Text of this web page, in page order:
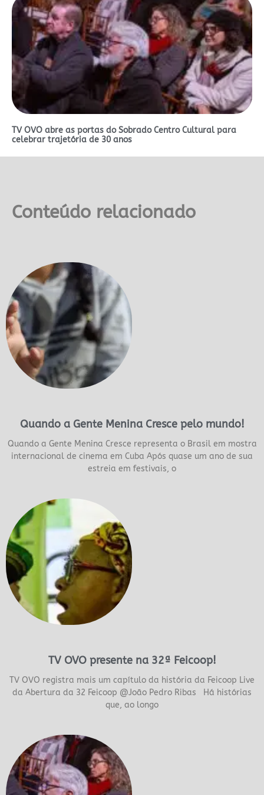
TV OVO abre as portas do Sobrado Centro Cultural para
celebrar trajetória de 30 anos
Conteúdo relacionado
Quando a Gente Menina Cresce pelo mundo!
Quando a Gente Menina Cresce representa o Brasil em mostra
internacional de cinema em Cuba Após quase um ano de sua
estreia em festivais, o
TV OVO presente na 32ª Feicoop!
TV OVO registra mais um capítulo da história da Feicoop Live
da Abertura da 32 Feicoop @João Pedro Ribas Há histórias
que, ao longo